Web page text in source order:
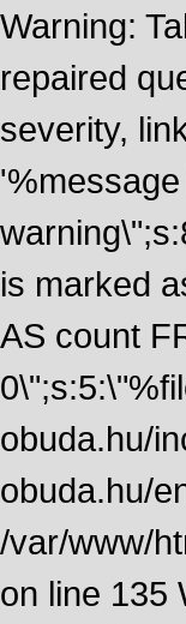
Warning:
repaired
severity,
is marked
AS count
obuda.hu/
obuda.hu/
/var/www/
on line 135